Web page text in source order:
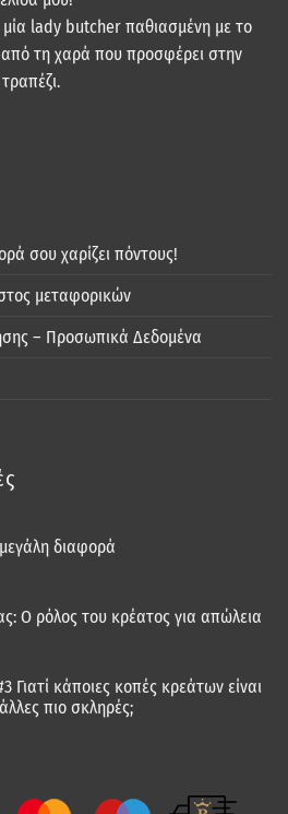
μία lady butcher παθιασμένη με το
τη χαρά που προσφέρει στην
σου χαρίζει πόντους!
μεταφορικών
– Προσωπικά Δεδομένα
διαφορά
Ο ρόλος του κρέατος για απώλεια
Γιατί κάποιες κοπές κρεάτων είναι
πιο σκληρές;